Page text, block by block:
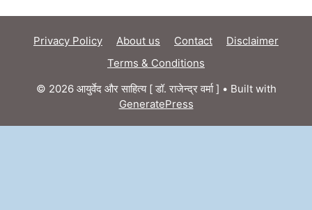
Privacy Policy About us Contact
Disclaimer
Terms & Conditions
© 2026 आयुर्वेद और साहित्य [ डॉ. राजेन्द्र वर्मा ] • Built with
GeneratePress